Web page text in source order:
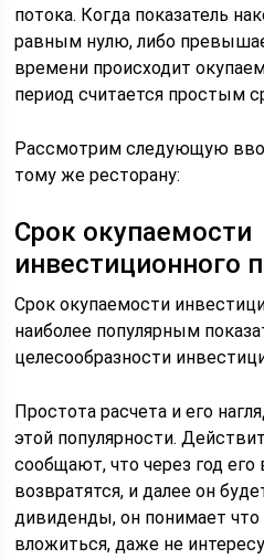
потока. Когда показатель
равным нулю, либо
времени происходит
период считается простым
Рассмотрим следующую
тому же ресторану:
Срок окупаемости
инвестиционного
Срок окупаемости
наиболее популярным
целесообразности
Простота расчета и его
этой популярности.
сообщают, что через год
возвратятся, и далее он
дивиденды, он понимает что
вложиться, даже не